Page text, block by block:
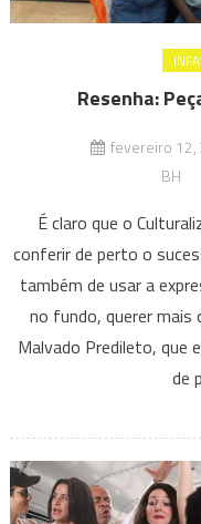
Resenha:
fevereiro 12,
BH
É claro que o
conferir de perto o
também de usar a
no fundo, querer mais
Malvado Predileto, que
de